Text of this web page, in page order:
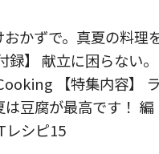
かずで。真夏の料理
】 献立に困らない。
【特集内容】
豆腐が最高です！ 編
レシピ15